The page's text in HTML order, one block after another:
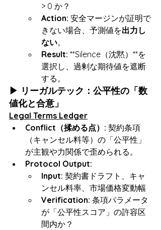
> 0 か？
Action: 安全マージンが証明で
きない場合、予測値を出力し
ない。
Result: **Silence（沈黙）**を
選択し、過剰な期待値を遮断
する。
▶ リーガルテック：公平性の「数
値化と合意」
Legal Terms Ledger
Conflict（揉める点）: 契約条項
（キャンセル料等）の「公平性」
が主観や力関係で歪められる。
Protocol Output:
Input: 契約書ドラフト、キャ
ンセル料率、市場価格変動幅
Verification: 条項パラメータ
が「公平性スコア」の許容区
間内か？